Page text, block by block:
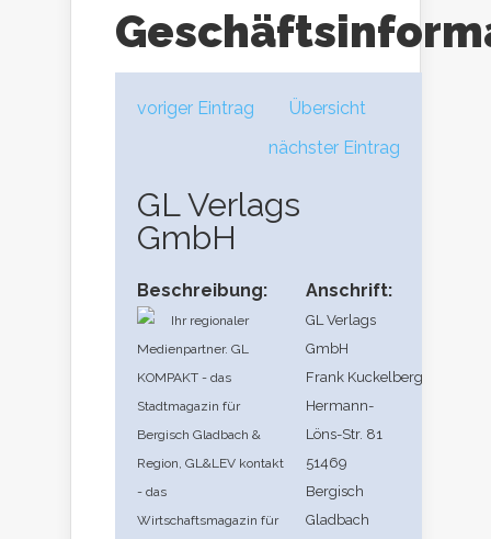
voriger Eintrag
Übersicht
nächster Eintrag
GL Verlags
GmbH
Beschreibung:
Ihr regionaler
Medienpartner. GL
KOMPAKT - das
Stadtmagazin für
Bergisch Gladbach &
Region, GL&LEV kontakt
- das
Wirtschaftsmagazin für
Anschrift:
GL Verlags
GmbH
Frank Kuckelberg
Hermann-
Löns-Str. 81
51469
Bergisch
Gladbach